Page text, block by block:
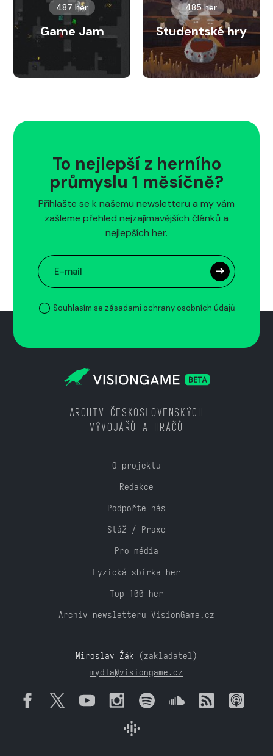
487 her
Game Jam
485 her
Studentské hry
To nejlepší z herního
průmyslu 1 měsíčně?
Přihlašte se k našemu newsletteru a my vám
zašleme přehled nejzajímavějších článků a
nejlepších her.
Souhlasím se zásadami ochrany osobních údajů
ARCHIV ČESKOSLOVENSKÝCH
VÝVOJÁŘŮ A HRÁČŮ
O projektu
Redakce
Podpořte nás
Stáž / Praxe
Pro média
Fyzická sbírka her
Top 100 her
Archiv newsletteru VisionGame.cz
Miroslav Žák (zakladatel)
mydla@visiongame.cz